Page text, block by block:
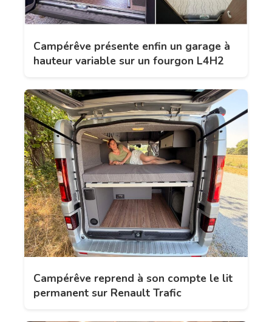
Campérêve présente enfin un garage à
hauteur variable sur un fourgon L4H2
Campérêve reprend à son compte le lit
permanent sur Renault Trafic